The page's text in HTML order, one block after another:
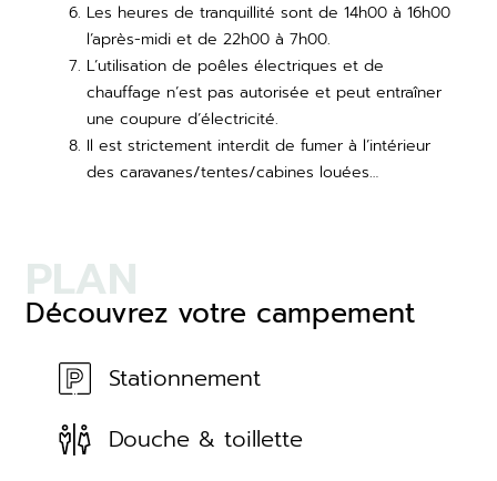
Les heures de tranquillité sont de 14h00 à 16h00
l’après-midi et de 22h00 à 7h00.
L’utilisation de poêles électriques et de
chauffage n’est pas autorisée et peut entraîner
une coupure d’électricité.
Il est strictement interdit de fumer à l’intérieur
des caravanes/tentes/cabines louées…
PLAN
Découvrez votre campement
Stationnement
Douche & toillette